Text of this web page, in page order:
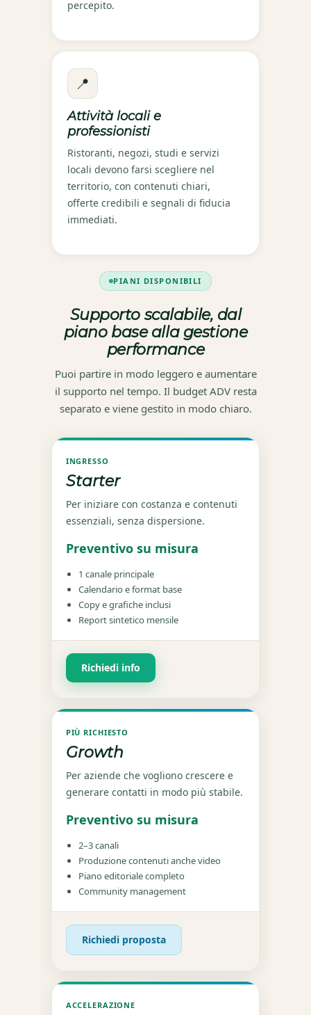
percepito.
📍
Attività locali e
professionisti
Ristoranti, negozi, studi e servizi
locali devono farsi scegliere nel
territorio, con contenuti chiari,
offerte credibili e segnali di fiducia
immediati.
PIANI DISPONIBILI
Supporto scalabile, dal
piano base alla gestione
performance
Puoi partire in modo leggero e aumentare
il supporto nel tempo. Il budget ADV resta
separato e viene gestito in modo chiaro.
INGRESSO
Starter
Per iniziare con costanza e contenuti
essenziali, senza dispersione.
Preventivo su misura
1 canale principale
Calendario e format base
Copy e grafiche inclusi
Report sintetico mensile
Richiedi info
PIÙ RICHIESTO
Growth
Per aziende che vogliono crescere e
generare contatti in modo più stabile.
Preventivo su misura
2–3 canali
Produzione contenuti anche video
Piano editoriale completo
Community management
Richiedi proposta
ACCELERAZIONE